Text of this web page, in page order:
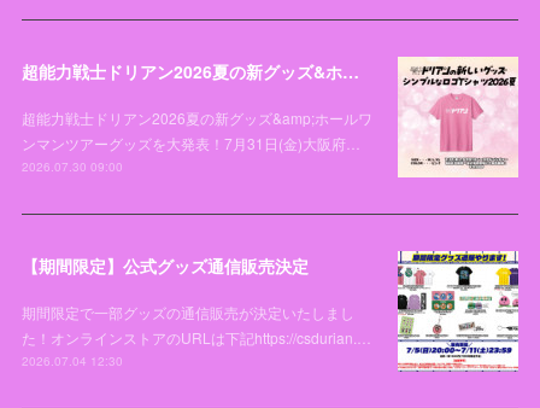
超能力戦士ドリアン2026夏の新グッズ&ホールワンマンツアーグッズを大発表！
超能力戦士ドリアン2026夏の新グッズ&amp;ホールワ
ンマンツアーグッズを大発表！7月31日(金)大阪府…
2026.07.30 09:00
【期間限定】公式グッズ通信販売決定
期間限定で一部グッズの通信販売が決定いたしまし
た！オンラインストアのURLは下記https://csdurian.…
2026.07.04 12:30